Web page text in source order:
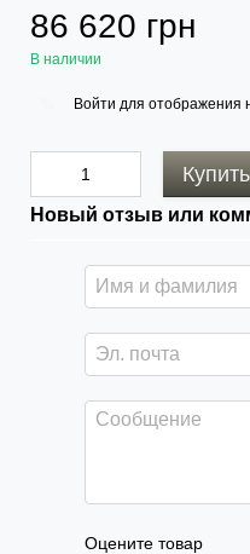
86 620 грн
В наличии
Войти для отображения
Купить
Новый отзыв или
Оцените товар